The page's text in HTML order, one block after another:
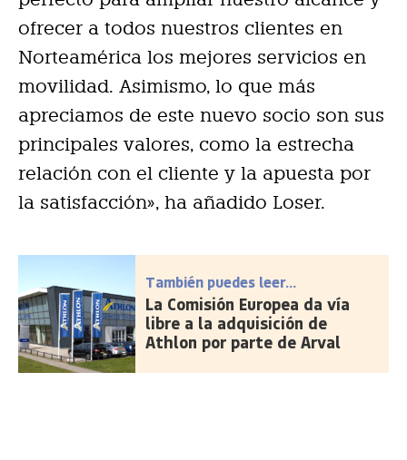
ofrecer a todos nuestros clientes en
Norteamérica los mejores servicios en
movilidad. Asimismo, lo que más
apreciamos de este nuevo socio son sus
principales valores, como la estrecha
relación con el cliente y la apuesta por
la satisfacción», ha añadido Loser.
También puedes leer...
La Comisión Europea da vía
libre a la adquisición de
Athlon por parte de Arval